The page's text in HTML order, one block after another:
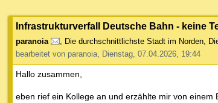
Infrastrukturverfall Deutsche Bahn - keine
paranoia , Die durchschnittlichste Stadt im Norden,
bearbeitet von paranoia, Dienstag, 07.04.2026, 19:44
Hallo zusammen,
eben rief ein Kollege an und erzählte mir von